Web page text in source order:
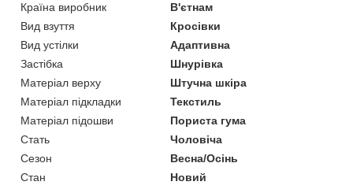
Країна виробник
В'єтнам
Вид взуття
Кросівки
Вид устілки
Адаптивна
Застібка
Шнурівка
Матеріал верху
Штучна шкіра
Матеріал підкладки
Текстиль
Матеріал підошви
Пориста гума
Стать
Чоловіча
Сезон
Весна/Осінь
Стан
Новий